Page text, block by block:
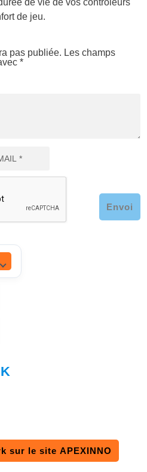
de vie de vos contrôleurs
de jeu.
pas publiée. Les champs
*
Envoi
sur le site APEXINNO